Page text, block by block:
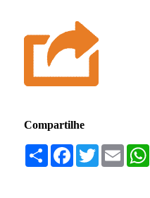
Compartilhe
Compartilhar
Facebook
TwitterEmail